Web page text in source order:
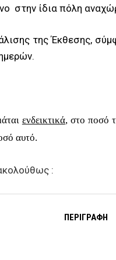
στην ίδια πόλη
της Έκθεσης,
ενδεικτικά, στο ποσό
αυτό.
:
ΠΕΡΙΓΡΑΦΗ